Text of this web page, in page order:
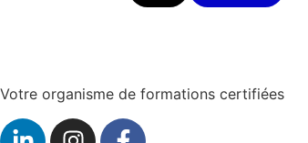
Votre organisme de formations certifiées